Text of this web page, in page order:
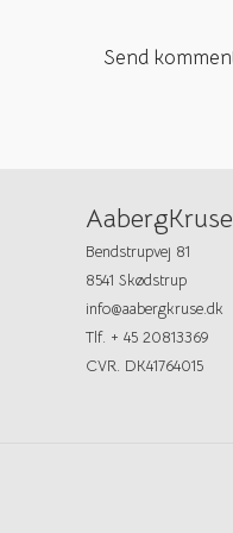
AabergKruse
Bendstrupvej 81
8541 Skødstrup
info@aabergkruse.dk
Tlf. + 45 20813369
CVR. DK41764015